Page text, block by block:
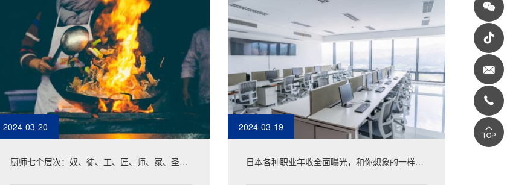
2024-03-20
厨师七个层次：奴、徒、工、匠、师、家、圣，
2024-03-19
日本各种职业年收全面曝光，和你想象的一样